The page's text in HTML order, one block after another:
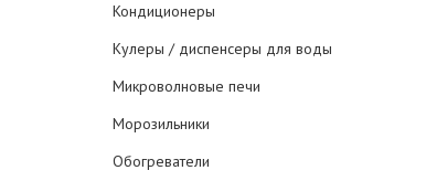
Кондиционеры
Кулеры / диспенсеры для воды
Микроволновые печи
Морозильники
Обогреватели